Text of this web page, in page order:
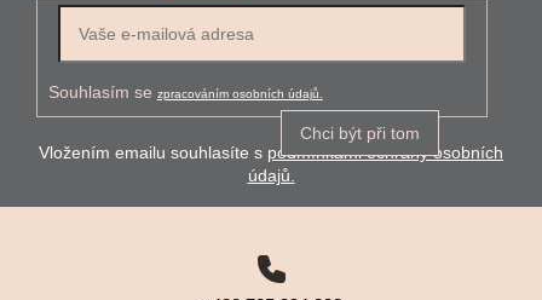
Souhlasím se zpracováním osobních údajů.
Chci být při tom
Vložením emailu souhlasíte s podmínkami ochrany osobních
údajů.